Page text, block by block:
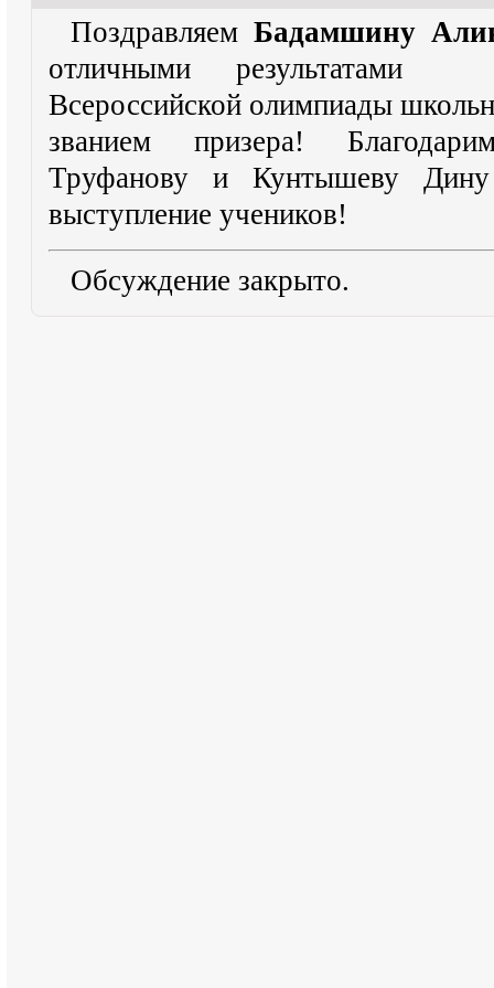
ПоздравляемБадамшину
отличными результатами
Всероссийской олимпиады
званием призера!
Труфанову и Кунтышеву
выступление учеников!
Обсуждение закрыто.